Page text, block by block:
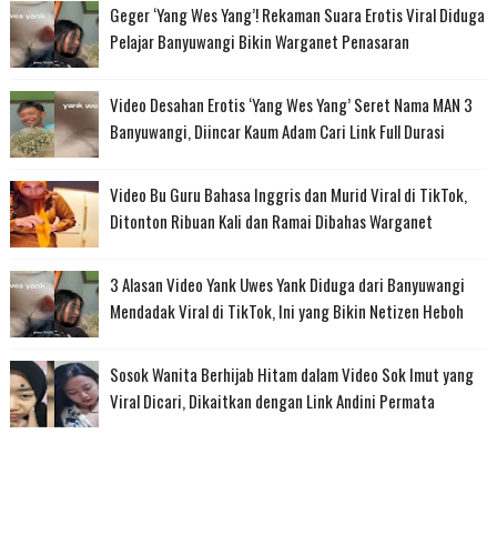
Geger ‘Yang Wes Yang’! Rekaman Suara Erotis Viral Diduga
Pelajar Banyuwangi Bikin Warganet Penasaran
Video Desahan Erotis ‘Yang Wes Yang’ Seret Nama MAN 3
Banyuwangi, Diincar Kaum Adam Cari Link Full Durasi
Video Bu Guru Bahasa Inggris dan Murid Viral di TikTok,
Ditonton Ribuan Kali dan Ramai Dibahas Warganet
3 Alasan Video Yank Uwes Yank Diduga dari Banyuwangi
Mendadak Viral di TikTok, Ini yang Bikin Netizen Heboh
Sosok Wanita Berhijab Hitam dalam Video Sok Imut yang
Viral Dicari, Dikaitkan dengan Link Andini Permata